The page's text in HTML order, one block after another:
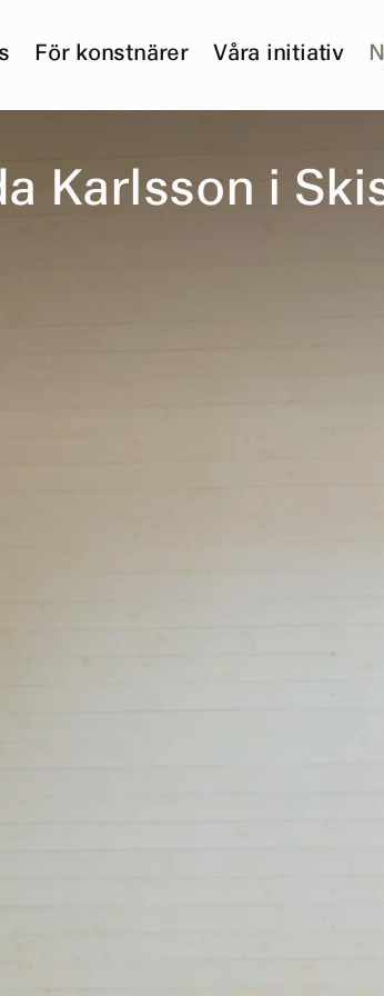
För konstnärer Våra initiativ
a Karlsson i Ski